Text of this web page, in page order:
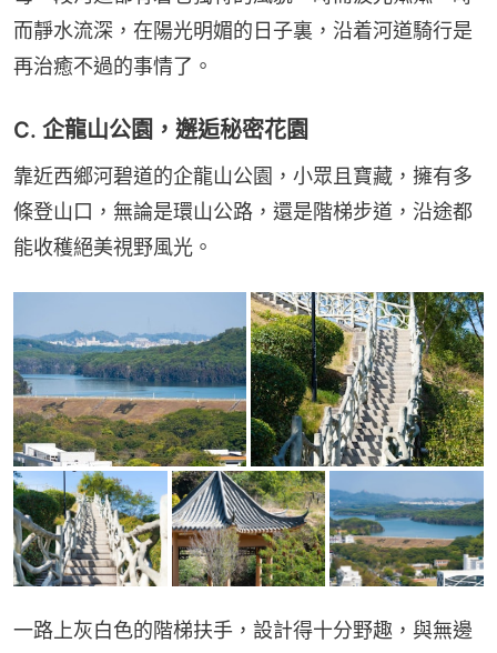
而靜水流深，在陽光明媚的日子裏，沿着河道騎行是
再治癒不過的事情了。
C. 企龍山公園，邂逅秘密花園
靠近西鄉河碧道的企龍山公園，小眾且寶藏，擁有多
條登山口，無論是環山公路，還是階梯步道，沿途都
能收穫絕美視野風光。
一路上灰白色的階梯扶手，設計得十分野趣，與無邊